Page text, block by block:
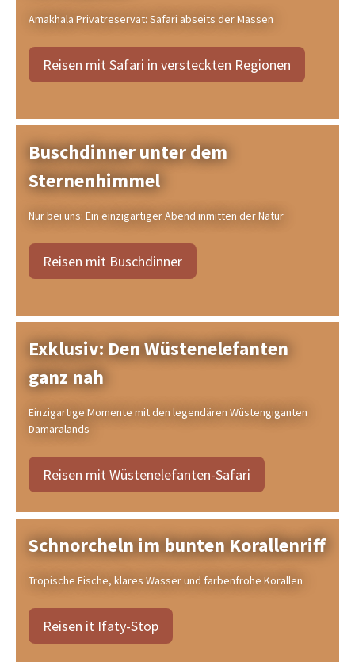
Amakhala Privatreservat: Safari abseits der Massen
Reisen mit Safari in versteckten Regionen
Buschdinner unter dem
Sternenhimmel
Nur bei uns: Ein einzigartiger Abend inmitten der Natur
Reisen mit Buschdinner
Exklusiv: Den Wüstenelefanten
ganz nah
Einzigartige Momente mit den legendären Wüstengiganten
Damaralands
Reisen mit Wüstenelefanten-Safari
Schnorcheln im bunten Korallenriff
Tropische Fische, klares Wasser und farbenfrohe Korallen
Reisen it Ifaty-Stop